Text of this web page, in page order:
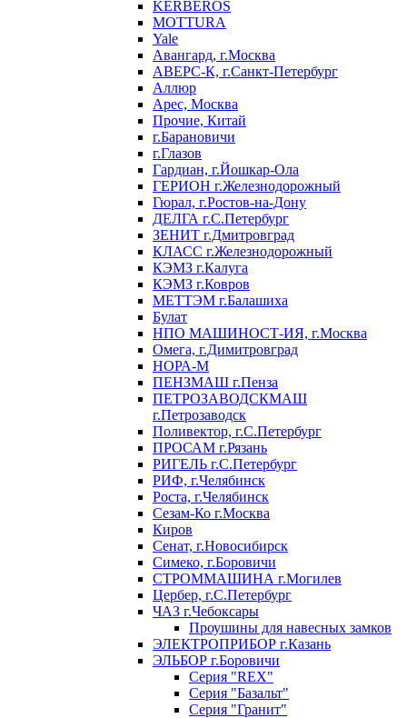
KERBEROS
MOTTURA
Yale
Авангард, г.Москва
АВЕРС-К, г.Санкт-Петербург
Аллюр
Арес, Москва
Прочие, Китай
г.Барановичи
г.Глазов
Гардиан, г.Йошкар-Ола
ГЕРИОН г.Железнодорожный
Гюрал, г.Ростов-на-Дону
ДЕЛГА г.С.Петербург
ЗЕНИТ г.Дмитровград
КЛАСС г.Железнодорожный
КЭМЗ г.Калуга
КЭМЗ г.Ковров
МЕТТЭМ г.Балашиха
Булат
НПО МАШИНОСТ-ИЯ, г.Москва
Омега, г.Димитровград
НОРА-М
ПЕНЗМАШ г.Пенза
ПЕТРОЗАВОДСКМАШ
г.Петрозаводск
Поливектор, г.С.Петербург
ПРОСАМ г.Рязань
РИГЕЛЬ г.С.Петербург
РИФ, г.Челябинск
Роста, г.Челябинск
Сезам-Ко г.Москва
Киров
Сенат, г.Новосибирск
Симеко, г.Боровичи
СТРОММАШИНА г.Могилев
Цербер, г.С.Петербург
ЧАЗ г.Чебоксары
Проушины для навесных замков
ЭЛЕКТРОПРИБОР г.Казань
ЭЛЬБОР г.Боровичи
Серия "REX"
Серия "Базальт"
Серия "Гранит"